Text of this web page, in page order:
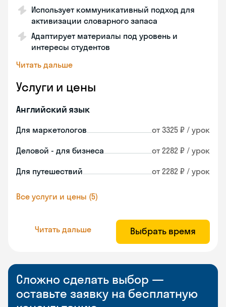
Использует коммуникативный подход для
активизации словарного запаса
Адаптирует материалы под уровень и
интересы студентов
Читать дальше
Услуги и цены
Английский язык
Для маркетологов от 3325 ₽ / урок
Деловой - для бизнеса от 2282 ₽ / урок
Для путешествий от 2282 ₽ / урок
Все услуги и цены (5)
Читать дальше Выбрать время
Сложно сделать выбор —
оставьте заявку на бесплатную